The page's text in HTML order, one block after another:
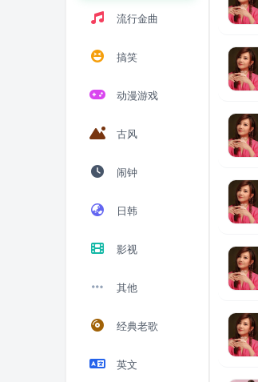
流行金曲
搞笑
动漫游戏
古风
闹钟
日韩
影视
其他
经典老歌
英文